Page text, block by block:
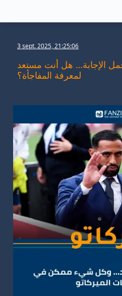
3 sept. 2025, 21:25:06
الإجابة… هل أنت مستعد
لمعرفة المفاجأة؟